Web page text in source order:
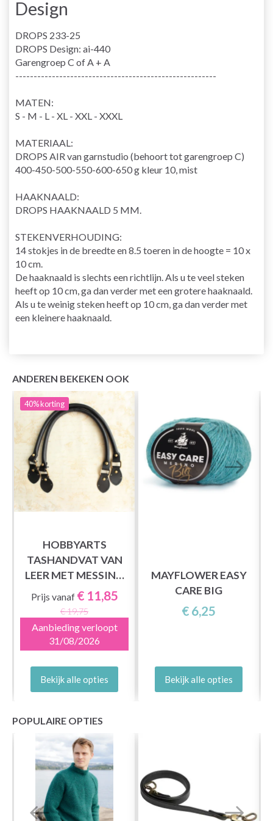
Design
DROPS 233-25
DROPS Design: ai-440
Garengroep C of A + A
-------------------------------------------------------
MATEN:
S - M - L - XL - XXL - XXXL
MATERIAAL:
DROPS AIR van garnstudio (behoort tot garengroep C)
400-450-500-550-600-650 g kleur 10, mist
HAAKNAALD:
DROPS HAAKNAALD 5 MM.
STEKENVERHOUDING:
14 stokjes in de breedte en 8.5 toeren in de hoogte = 10 x
10 cm.
De haaknaald is slechts een richtlijn. Als u te veel steken
heeft op 10 cm, ga dan verder met een grotere haaknaald.
Als u te weinig steken heeft op 10 cm, ga dan verder met
een kleinere haaknaald.
ANDEREN BEKEKEN OOK
40%korting
HOBBYARTS
TASHANDVAT VAN
LEER MET MESSING
GESP, ZWART (2
STUKS)
Prijs vanaf € 11,85
€ 19,75
Aanbieding verloopt
31/08/2026
Bekijk alle opties
MAYFLOWER EASY
CARE BIG
€ 6,25
Bekijk alle opties
POPULAIRE OPTIES